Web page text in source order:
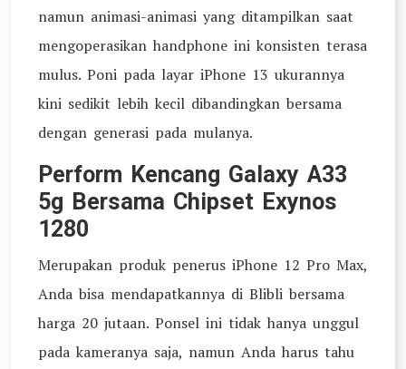
namun animasi-animasi yang ditampilkan saat
mengoperasikan handphone ini konsisten terasa
mulus. Poni pada layar iPhone 13 ukurannya
kini sedikit lebih kecil dibandingkan bersama
dengan generasi pada mulanya.
Perform Kencang Galaxy A33
5g Bersama Chipset Exynos
1280
Merupakan produk penerus iPhone 12 Pro Max,
Anda bisa mendapatkannya di Blibli bersama
harga 20 jutaan. Ponsel ini tidak hanya unggul
pada kameranya saja, namun Anda harus tahu